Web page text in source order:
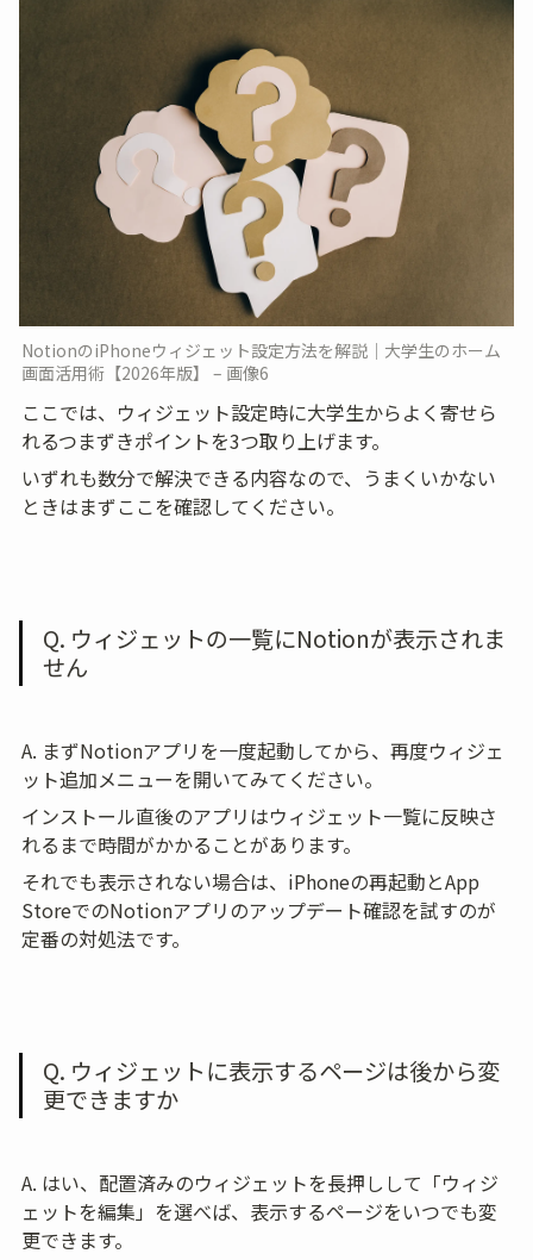
NotionのiPhoneウィジェット設定方法を解説｜大学生のホーム
画面活用術【2026年版】 – 画像6
ここでは、ウィジェット設定時に大学生からよく寄せら
れるつまずきポイントを3つ取り上げます。
いずれも数分で解決できる内容なので、うまくいかない
ときはまずここを確認してください。
Q. ウィジェットの一覧にNotionが表示されま
せん
A. まずNotionアプリを一度起動してから、再度ウィジェ
ット追加メニューを開いてみてください。
インストール直後のアプリはウィジェット一覧に反映さ
れるまで時間がかかることがあります。
それでも表示されない場合は、iPhoneの再起動とApp
StoreでのNotionアプリのアップデート確認を試すのが
定番の対処法です。
Q. ウィジェットに表示するページは後から変
更できますか
A. はい、配置済みのウィジェットを長押しして「ウィジ
ェットを編集」を選べば、表示するページをいつでも変
更できます。